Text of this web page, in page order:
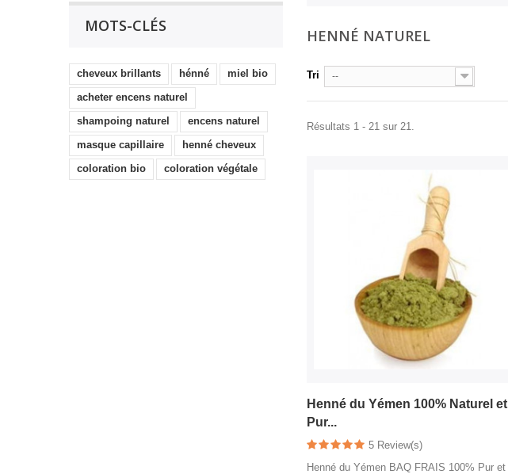
MOTS-CLÉS
cheveux brillants hénné
miel bio
acheter encens naturel
shampoing naturel
encens naturel
masque capillaire
henné cheveux
coloration bio
coloration végétale
HENNÉ NATUREL
Tri --
Résultats 1 - 21 sur 21.
Henné du Yémen 100% Naturel et
Pur...
5 Review(s)
Henné du Yémen BAQ FRAIS 100% Pur et